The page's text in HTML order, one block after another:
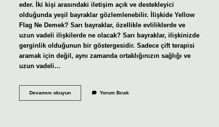
eder. İki kişi arasındaki iletişim açık ve destekleyici
olduğunda yeşil bayraklar gözlemlenebilir. İlişkide Yellow
Flag Ne Demek? Sarı bayraklar, özellikle evliliklerde ve
uzun vadeli ilişkilerde ne olacak? Sarı bayraklar, ilişkinizde
gerginlik olduğunun bir göstergesidir. Sadece çift terapisi
aramak için değil, aynı zamanda ortaklığınızın sağlığı ve
uzun vadeli…
Devamını okuyunGreen
Yorum Bırak